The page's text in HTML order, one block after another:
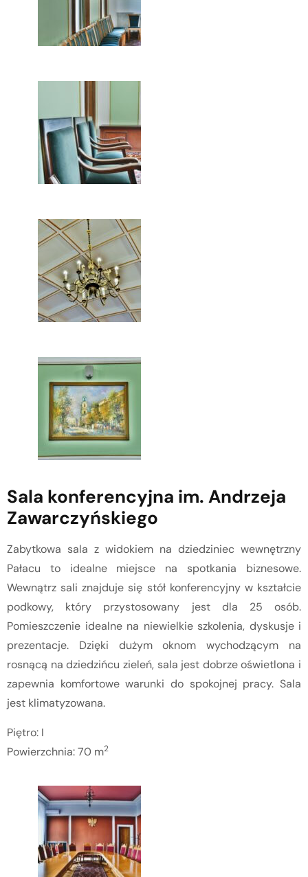
Sala konferencyjna im. Andrzeja
Zawarczyńskiego
Zabytkowa sala z widokiem na dziedziniec wewnętrzny
Pałacu to idealne miejsce na spotkania biznesowe.
Wewnątrz sali znajduje się stół konferencyjny w kształcie
podkowy, który przystosowany jest dla 25 osób.
Pomieszczenie idealne na niewielkie szkolenia, dyskusje i
prezentacje. Dzięki dużym oknom wychodzącym na
rosnącą na dziedzińcu zieleń, sala jest dobrze oświetlona i
zapewnia komfortowe warunki do spokojnej pracy. Sala
jest klimatyzowana.
Piętro: I
Powierzchnia: 70 m2